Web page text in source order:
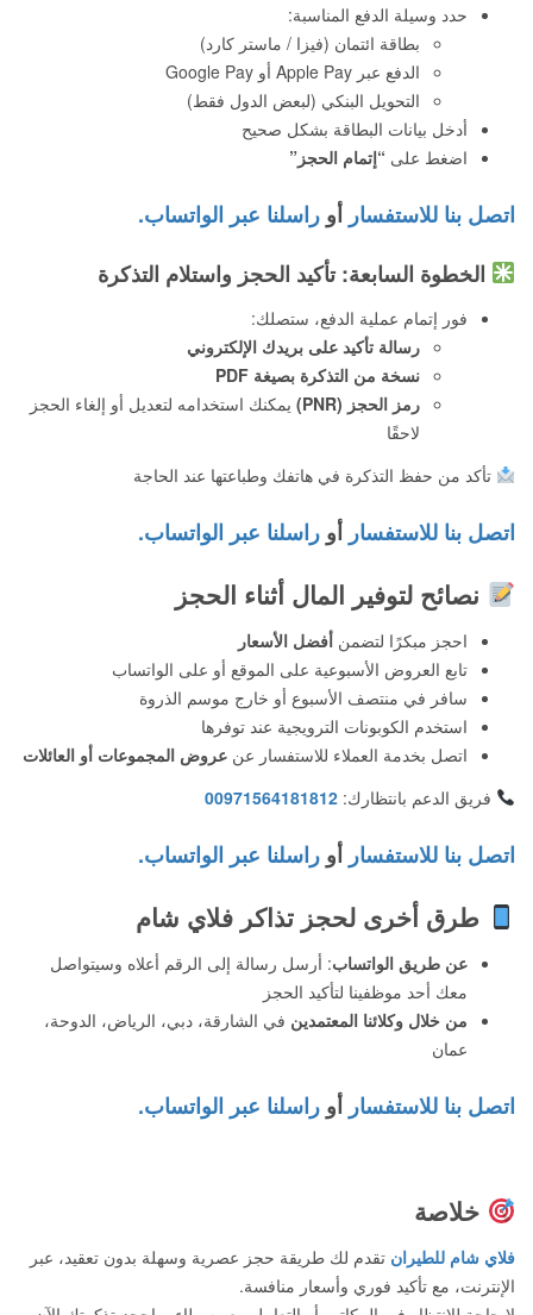
حدد وسيلة الدفع المناسبة:
بطاقة ائتمان (فيزا / ماستر كارد)
الدفع عبر Apple Pay أو Google Pay
التحويل البنكي (لبعض الدول فقط)
أدخل بيانات البطاقة بشكل صحيح
اضغط على “إتمام الحجز”
اتصل بنا للاستفسار أو راسلنا عبر الواتساب.
الخطوة السابعة: تأكيد الحجز واستلام التذكرة
فور إتمام عملية الدفع، ستصلك:
رسالة تأكيد على بريدك الإلكتروني
نسخة من التذكرة بصيغة PDF
رمز الحجز (PNR)
يمكنك استخدامه لتعديل أو إلغاء الحجز
لاحقًا
تأكد من حفظ التذكرة في هاتفك وطباعتها عند الحاجة
اتصل بنا للاستفسار أو راسلنا عبر الواتساب.
نصائح لتوفير المال أثناء الحجز
احجز مبكرًا لتضمن أفضل الأسعار
تابع العروض الأسبوعية على الموقع أو على الواتساب
سافر في منتصف الأسبوع أو خارج موسم الذروة
استخدم الكوبونات الترويجية عند توفرها
اتصل بخدمة العملاء للاستفسار عن عروض المجموعات أو العائلات
فريق الدعم بانتظارك: 00971564181812
اتصل بنا للاستفسار أو راسلنا عبر الواتساب.
طرق أخرى لحجز تذاكر فلاي شام
عن طريق الواتساب: أرسل رسالة إلى الرقم أعلاه وسيتواصل
معك أحد موظفينا لتأكيد الحجز
من خلال وكلائنا المعتمدين في الشارقة، دبي، الرياض، الدوحة،
عمان
اتصل بنا للاستفسار أو راسلنا عبر الواتساب.
خلاصة
فلاي شام للطيران تقدم لك طريقة حجز عصرية وسهلة بدون تعقيد، عبر
الإنترنت، مع تأكيد فوري وأسعار منافسة.